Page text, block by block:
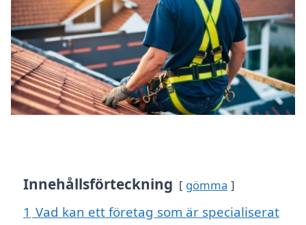
Innehållsförteckning gömma
1 Vad kan ett företag som är specialiserat